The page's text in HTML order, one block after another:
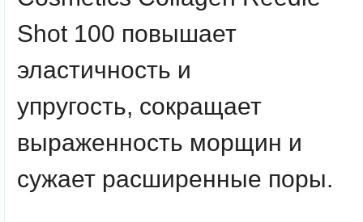
Shot 100 повышает
эластичность и
упругость, сокращает
выраженность морщин и
сужает расширенные поры.